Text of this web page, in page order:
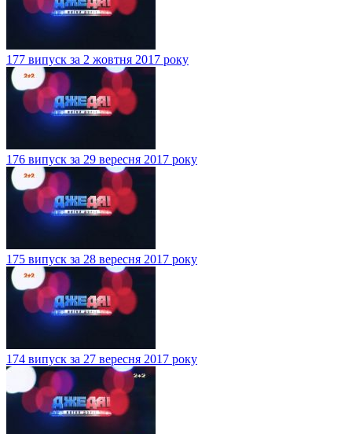
177 випуск за 2 жовтня 2017 року
176 випуск за 29 вересня 2017 року
175 випуск за 28 вересня 2017 року
174 випуск за 27 вересня 2017 року